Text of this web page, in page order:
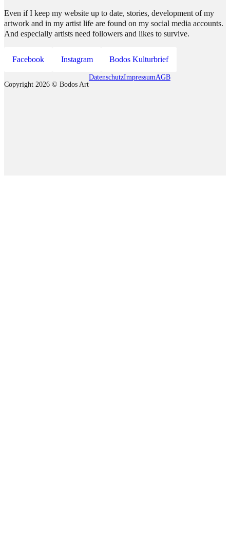
Even if I keep my website up to date, stories, development of my
artwork and in my artist life are found on my social media accounts.
And especially artists need followers and likes to survive.
Facebook Instagram Bodos Kulturbrief
Copyright 2026 © Bodos Art
DatenschutzImpressumAGB